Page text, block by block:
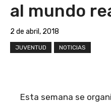
al mundo
2 de abril, 2018
JUVENTUD NOTICIAS
Esta semana se